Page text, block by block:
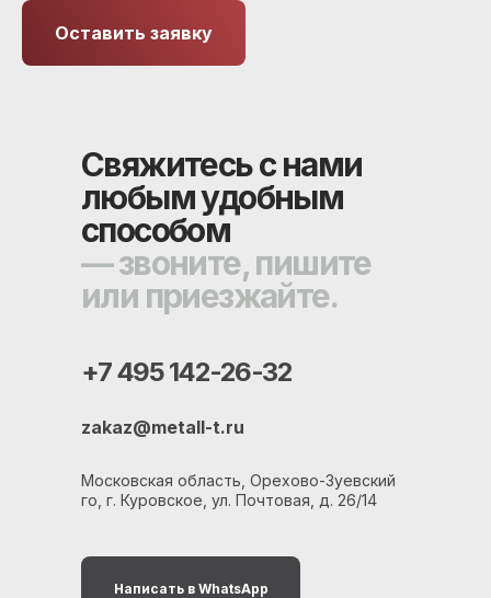
Оставить заявку
Свяжитесь с нами
любым удобным
способом
— звоните, пишите
или приезжайте.
Написать в WhatsApp
+7 495 142-26-32
zakaz@metall-t.ru
Московская область, Орехово-Зуевский
го, г. Куровское, ул. Почтовая, д. 26/14